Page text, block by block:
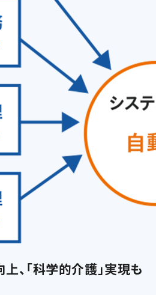
、「科学的介護」実現も